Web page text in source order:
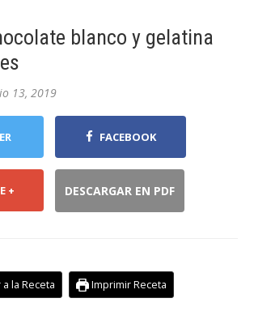
blanco y gelatina
13, 2019
FACEBOOK
+ DESCARGAR EN PDF
a la Receta Imprimir Receta